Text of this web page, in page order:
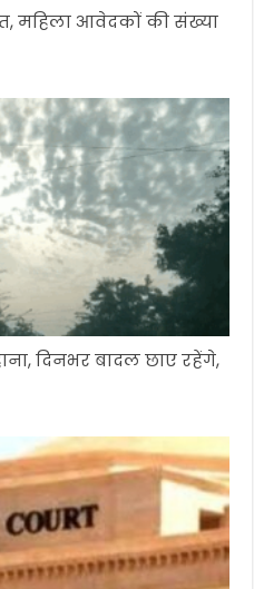
महिला आवेदकों की संख्या
दिनभर बादल छाए रहेंगे,